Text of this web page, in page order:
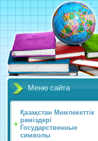
Меню сайта
Қазақстан Мемлекеттік
рәміздері
Государственные
символы